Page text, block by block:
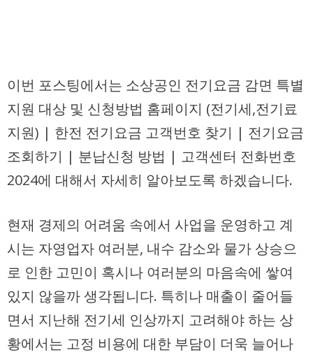
이번 포스팅에서는 소상공인 전기요금 감면 특별
지원 대상 및 신청방법 홈페이지 (전기세,전기료
지원) | 한전 전기요금 고객번호 찾기 | 전기요금
조회하기 | 분납신청 방법 | 고객센터 전화번호
2024에 대해서 자세히 알아보도록 하겠습니다.
현재 경제의 어려움 속에서 사업을 운영하고 계
시는 자영업자 여러분, 내수 감소와 물가 상승으
로 인한 고민이 혹시나 여러분의 마음속에 쌓여
있지 않을까 생각됩니다. 특히나 매출이 줄어들
면서 지난해 전기세 인상까지 고려해야 하는 상
황에서는 고정 비용에 대한 부담이 더욱 늘어나